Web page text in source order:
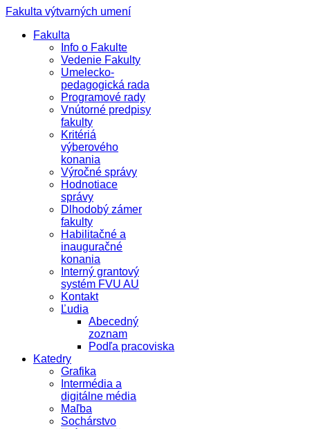
Fakulta výtvarných umení
Fakulta
Info o Fakulte
Vedenie Fakulty
Umelecko-
pedagogická rada
Programové rady
Vnútorné predpisy
fakulty
Kritériá
výberového
konania
Výročné správy
Hodnotiace
správy
Dlhodobý zámer
fakulty
Habilitačné a
inauguračné
konania
Interný grantový
systém FVU AU
Kontakt
Ľudia
Abecedný
zoznam
Podľa pracoviska
Katedry
Grafika
Intermédia a
digitálne média
Maľba
Sochárstvo